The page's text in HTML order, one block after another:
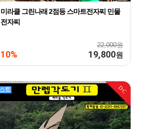
미라클 그린나래 2점등 스마트전자찌 민물
전자찌
22,000원
10% 19,800원
DC